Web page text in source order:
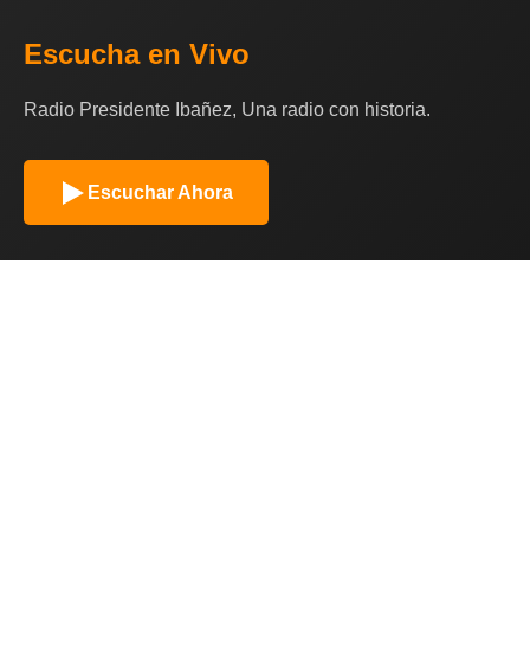
Escucha en Vivo
Radio Presidente Ibañez, Una radio con historia.
Escuchar Ahora